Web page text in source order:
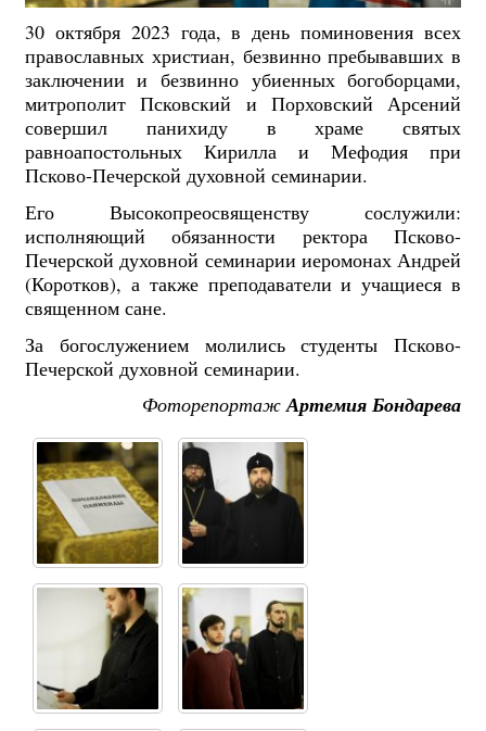
30 октября 2023 года, в день поминовения всех
православных христиан, безвинно пребывавших в
заключении и безвинно убиенных богоборцами,
митрополит Псковский и Порховский Арсений
совершил панихиду в храме святых
равноапостольных Кирилла и Мефодия при
Псково-Печерской духовной семинарии.
Его Высокопреосвященству сослужили:
исполняющий обязанности ректора Псково-
Печерской духовной семинарии иеромонах Андрей
(Коротков), а также преподаватели и учащиеся в
священном сане.
За богослужением молились студенты Псково-
Печерской духовной семинарии.
ФоторепортажАртемия Бондарева